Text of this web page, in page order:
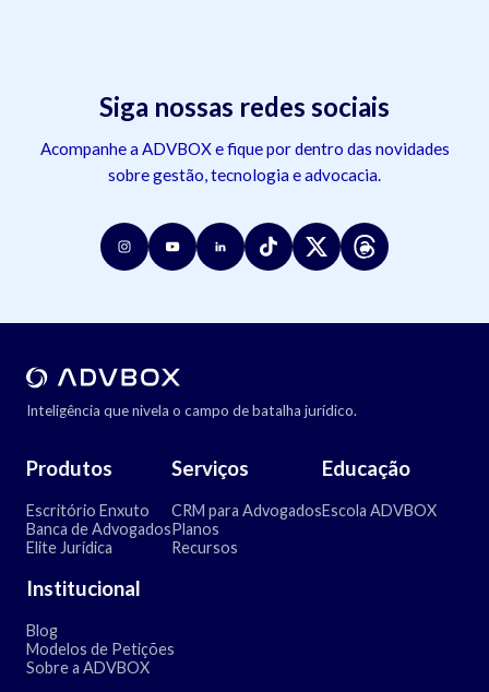
Siga nossas redes sociais
Acompanhe a ADVBOX e fique por dentro das novidades
sobre gestão, tecnologia e advocacia.
Inteligência que nivela o campo de batalha jurídico.
Produtos
Escritório Enxuto
Banca de Advogados
Elite Jurídica
Serviços
CRM para Advogados
Planos
Recursos
Educação
Escola ADVBOX
Institucional
Blog
Modelos de Petições
Sobre a ADVBOX